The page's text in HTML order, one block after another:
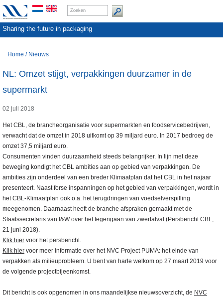
Sharing the future in packaging
Home / Nieuws
NL: Omzet stijgt, verpakkingen duurzamer in de
supermarkt
02 juli 2018
Het CBL, de brancheorganisatie voor supermarkten en foodservicebedrijven,
verwacht dat de omzet in 2018 uitkomt op 39 miljard euro. In 2017 bedroeg de
omzet 37,5 miljard euro.
Consumenten vinden duurzaamheid steeds belangrijker. In lijn met deze
beweging kondigt het CBL ambities aan op gebied van verpakkingen. De
ambities zijn onderdeel van een breder Klimaatplan dat het CBL in het najaar
presenteert. Naast forse inspanningen op het gebied van verpakkingen, wordt in
het CBL-Klimaatplan ook o.a. het terugdringen van voedselverspilling
meegenomen. Daarnaast heeft de branche afspraken gemaakt met de
Staatssecretaris van I&W over het tegengaan van zwerfafval (Persbericht CBL,
21 juni 2018).
Klik hier voor het persbericht.
Klik hier voor meer informatie over het NVC Project PUMA: het einde van
verpakken als milieuprobleem. U bent van harte welkom op 27 maart 2019 voor
de volgende projectbijeenkomst.
Dit bericht is ook opgenomen in ons maandelijkse nieuwsoverzicht, de NVC